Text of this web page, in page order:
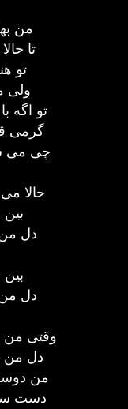
من
تا
تو
ولی
تو اگه
گرمی
چی می
حالا
بین
دل من
بین
دل من
وقتی من
دل من
من
دست